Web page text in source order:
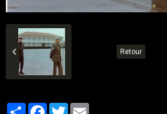
Retour
PartagerFacebook
Twitter